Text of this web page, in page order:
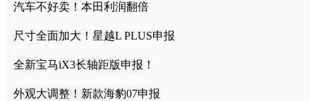
汽车不好卖！本田利润翻倍
尺寸全面加大！星越L PLUS申报
全新宝马iX3长轴距版申报！
外观大调整！新款海豹07申报